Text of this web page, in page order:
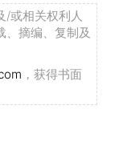
/或相关权利人
、摘编、复制及
，获得书面